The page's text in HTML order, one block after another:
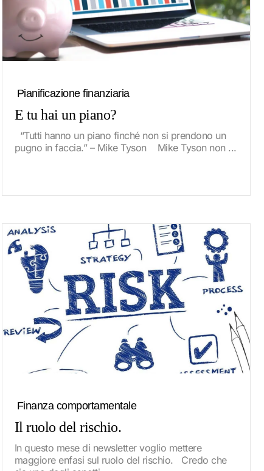
Pianificazione finanziaria
E tu hai un piano?
“Tutti hanno un piano finché non si prendono un
pugno in faccia.” – Mike Tyson Mike Tyson non ...
Finanza comportamentale
Il ruolo del rischio.
In questo mese di newsletter voglio mettere
maggiore enfasi sul ruolo del rischio. Credo che